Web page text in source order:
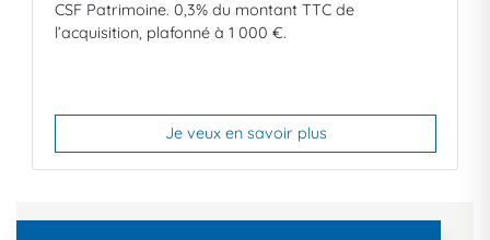
CSF Patrimoine. 0,3% du montant TTC de
l’acquisition, plafonné à 1 000 €.
Je veux en savoir plus